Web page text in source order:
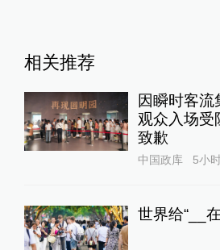
相关推荐
因瞬时客流
观众入场受
致歉
中国政库 5小
世界给“__